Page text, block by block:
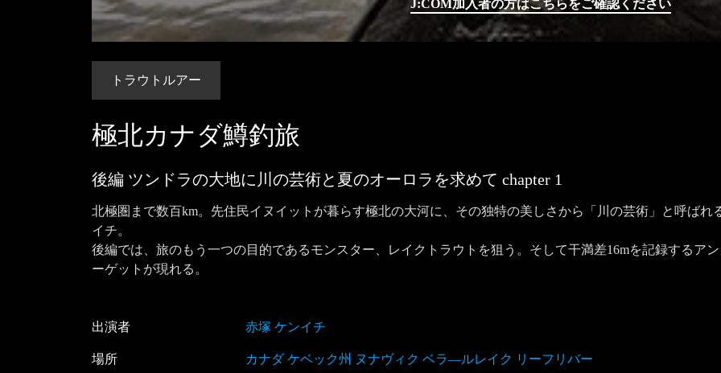
J:COM加入者の方はこちらをご確認ください
トラウトルアー
極北カナダ鱒釣旅
後編 ツンドラの大地に川の芸術と夏のオーロラを求めて chapter 1
北極圏まで数百km。先住民イヌイットが暮らす極北の大河に、その独特の美しさから「川の芸術」と呼ば
イチ。
後編では、旅のもう一つの目的であるモンスター、レイクトラウトを狙う。そして干満差16mを記録するア
ーゲットが現れる。
出演者 赤塚 ケンイチ
場所 カナダ ケベック州 ヌナヴィク ベラ―ルレイク リーフリバー